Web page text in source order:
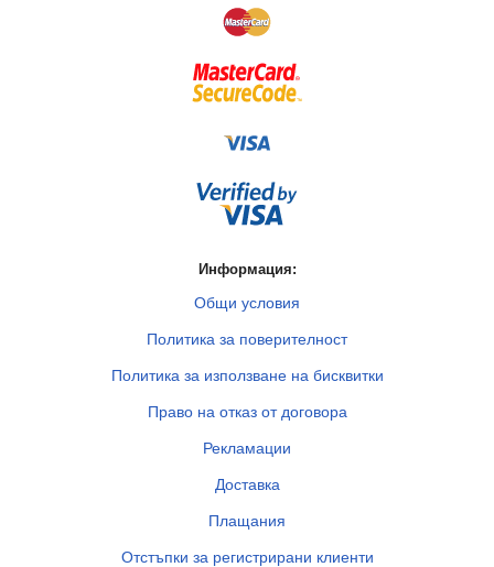
Информация:
Общи условия
Политика за поверителност
Политика за използване на бисквитки
Право на отказ от договора
Рекламации
Доставка
Плащания
Отстъпки за регистрирани клиенти